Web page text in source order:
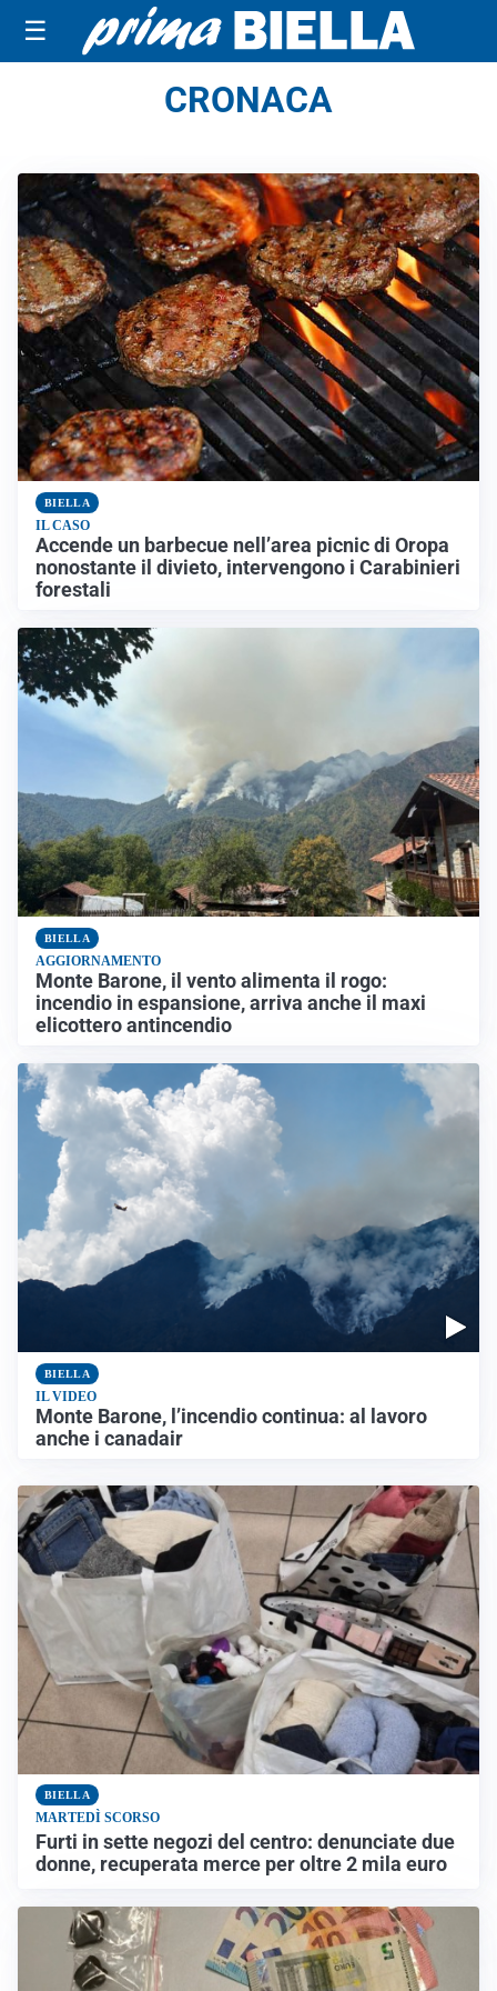
☰
CRONACA
BIELLA
IL CASO
Accende un barbecue nell’area picnic di Oropa
nonostante il divieto, intervengono i Carabinieri
forestali
BIELLA
AGGIORNAMENTO
Monte Barone, il vento alimenta il rogo:
incendio in espansione, arriva anche il maxi
elicottero antincendio
BIELLA
IL VIDEO
Monte Barone, l’incendio continua: al lavoro
anche i canadair
BIELLA
MARTEDÌ SCORSO
Furti in sette negozi del centro: denunciate due
donne, recuperata merce per oltre 2 mila euro